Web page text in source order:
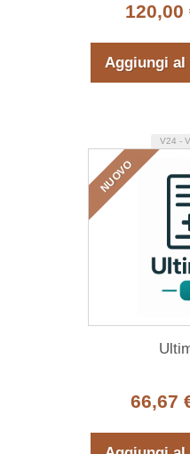
120,00
Aggiungi al
NUOVO
V24 -
66,67